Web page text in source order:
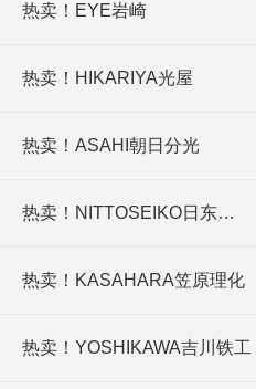
热卖！EYE岩崎
热卖！HIKARIYA光屋
热卖！ASAHI朝日分光
热卖！NITTOSEIKO日东精工
热卖！KASAHARA笠原理化
热卖！YOSHIKAWA吉川铁工